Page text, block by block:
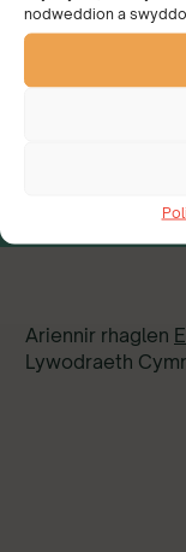
nodweddion a
ein
Ariennir rhaglen
Lywodraeth